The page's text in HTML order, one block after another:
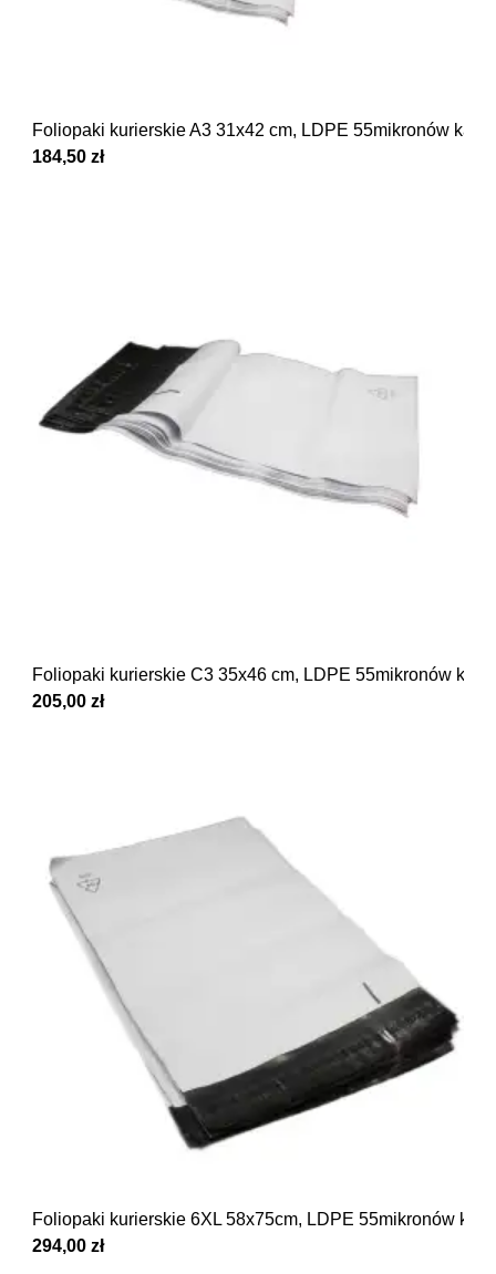
Foliopaki kurierskie A3 31x42 cm, LDPE 55mikronów
184,50 zł
Foliopaki kurierskie C3 35x46 cm, LDPE 55mikronów
205,00 zł
Foliopaki kurierskie 6XL 58x75cm, LDPE 55mikronów
294,00 zł